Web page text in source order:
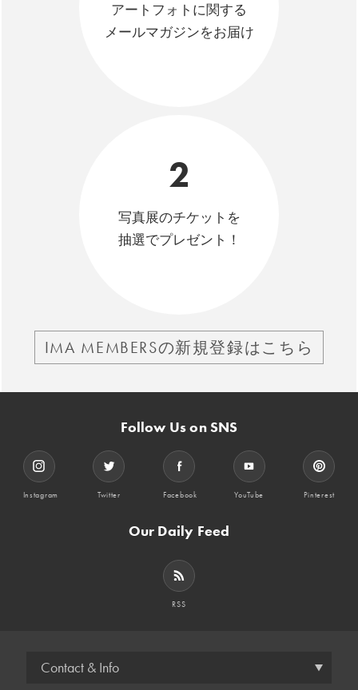
アートフォトに関する
メールマガジンをお届け
2
写真展のチケットを
抽選でプレゼント！
IMA MEMBERSの新規登録はこちら
Follow Us on SNS
Instagram Twitter Facebook YouTube Pinterest
Our Daily Feed
RSS
Contact & Info